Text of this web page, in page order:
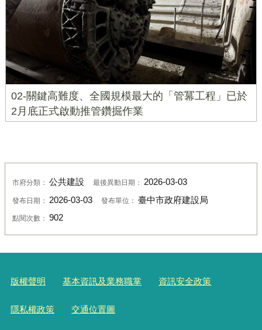
02-關鍵高難度、全國規模最大的「管冪工程」已於
2月底正式啟動推管鑽掘作業
市府分類： 公共建設 最後異動日期： 2026-03-03
發布日期： 2026-03-03 發布單位： 臺中市政府建設局
點閱次數： 902
版權聲明 基本資訊及業務職掌 資訊安全政策
隱私權政策 交通位置圖